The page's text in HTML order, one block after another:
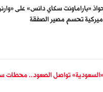
«باراماونت سكاي دانس» على «وارنر
تحسم مصير الصفقة
«السعودية» تواصل الصعود.. محطات